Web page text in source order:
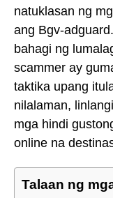
natuklasan ng
ang Bgv-
bahagi ng
scammer ay
taktika upang
nilalaman,
mga hindi
online na
Talaan ng